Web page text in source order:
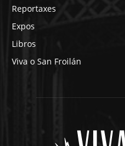
Reportaxes
Expos
Libros
Viva o San Froilán